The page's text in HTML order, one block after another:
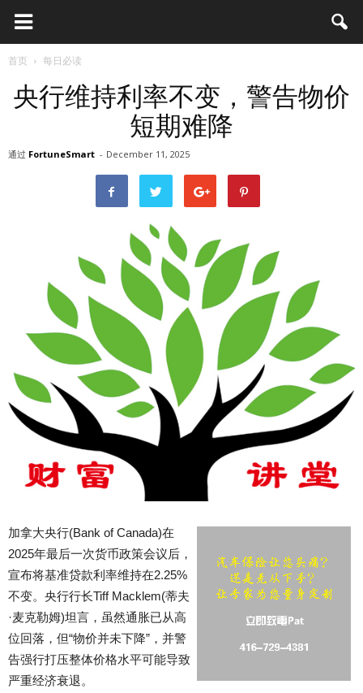
首页 每日必读
央行维持利率不变，警告物价
短期难降
通过 FortuneSmart - December 11, 2025
加拿大央行(Bank of Canada)在
2025年最后一次货币政策会议后，
宣布将基准贷款利率维持在2.25%
不变。央行行长Tiff Macklem(蒂夫
·麦克勒姆)坦言，虽然通胀已从高
位回落，但“物价并未下降”，并警
告强行打压整体价格水平可能导致
严重经济衰退。